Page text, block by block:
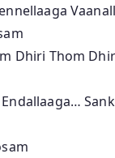
Dhiri Thom